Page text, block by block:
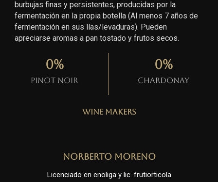
burbujas finas y persistentes, producidas por la
fermentación en la propia botella (Al menos 7 años de
fermentación en sus lías/levaduras). Pueden
apreciarse aromas a pan tostado y frutos secos.
Pinot Noir
0%
Chardonay
0%
Wine Makers
Norberto Moreno
Licenciado en enoliga y lic. frutiorticola